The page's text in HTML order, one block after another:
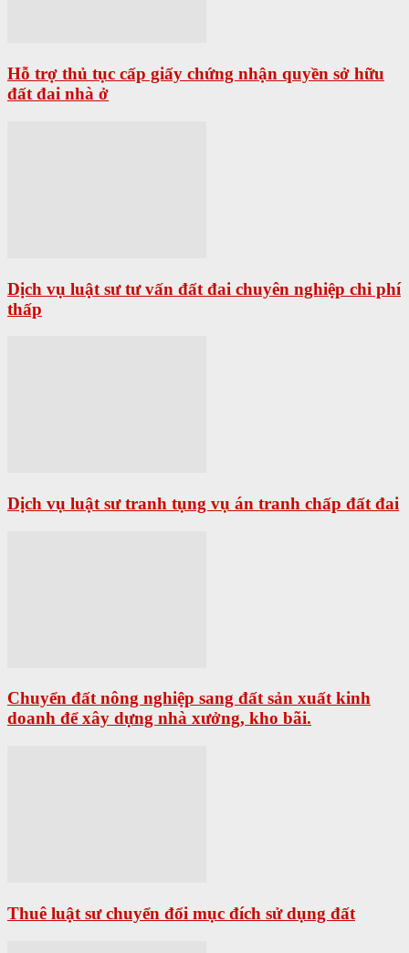
Hỗ trợ thủ tục cấp giấy chứng nhận quyền sở hữu
đất đai nhà ở
Dịch vụ luật sư tư vấn đất đai chuyên nghiệp chi phí
thấp
Dịch vụ luật sư tranh tụng vụ án tranh chấp đất đai
Chuyển đất nông nghiệp sang đất sản xuất kinh
doanh để xây dựng nhà xưởng, kho bãi.
Thuê luật sư chuyển đổi mục đích sử dụng đất